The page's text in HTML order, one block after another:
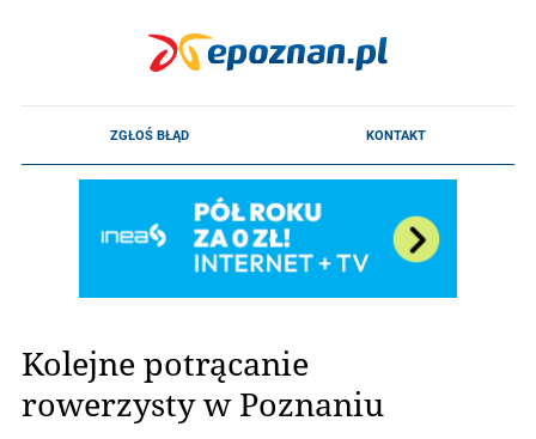
Kolejne potrącanie
rowerzysty w Poznaniu